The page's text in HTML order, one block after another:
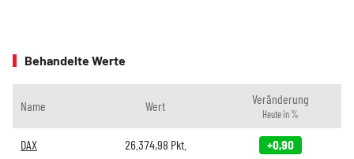
Behandelte Werte
Name Wert Veränderung
Heute in %
DAX 26.374,98 Pkt. +0,90